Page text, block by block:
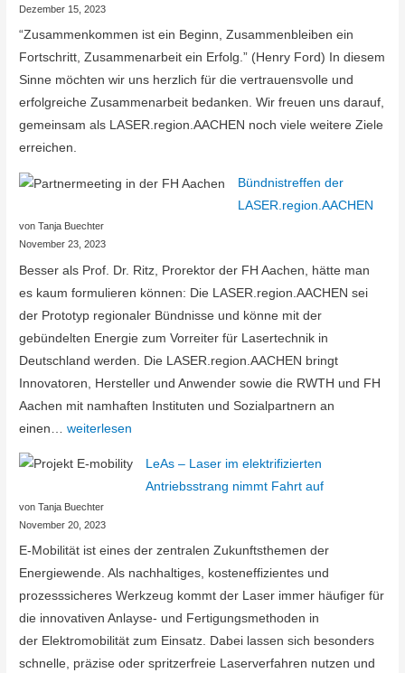
Dezember 15, 2023
“Zusammenkommen ist ein Beginn, Zusammenbleiben ein
Fortschritt, Zusammenarbeit ein Erfolg.” (Henry Ford) In diesem
Sinne möchten wir uns herzlich für die vertrauensvolle und
erfolgreiche Zusammenarbeit bedanken. Wir freuen uns darauf,
gemeinsam als LASER.region.AACHEN noch viele weitere Ziele
erreichen.
Bündnistreffen der
LASER.region.AACHEN
von Tanja Buechter
November 23, 2023
Besser als Prof. Dr. Ritz, Prorektor der FH Aachen, hätte man
es kaum formulieren können: Die LASER.region.AACHEN sei
der Prototyp regionaler Bündnisse und könne mit der
gebündelten Energie zum Vorreiter für Lasertechnik in
Deutschland werden. Die LASER.region.AACHEN bringt
Innovatoren, Hersteller und Anwender sowie die RWTH und FH
Aachen mit namhaften Instituten und Sozialpartnern an
einen…Bündnistreffen
LASER.region.AACHEN
weiterlesen
LeAs – Laser im elektrifizierten
Antriebsstrang nimmt Fahrt auf
von Tanja Buechter
November 20, 2023
E-Mobilität ist eines der zentralen Zukunftsthemen der
Energiewende. Als nachhaltiges, kosteneffizientes und
prozesssicheres Werkzeug kommt der Laser immer häufiger für
die innovativen Anlayse- und Fertigungsmethoden in
der Elektromobilität zum Einsatz. Dabei lassen sich besonders
schnelle, präzise oder spritzerfreie Laserverfahren nutzen und